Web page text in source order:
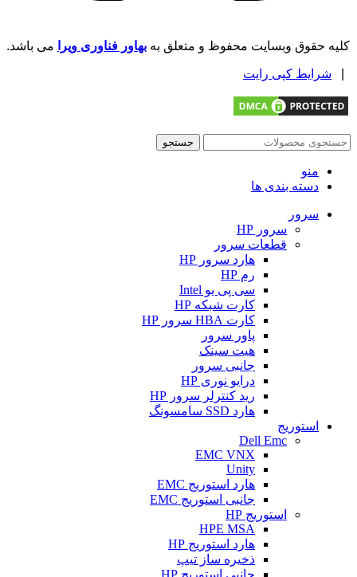
کلیه حقوق وبسایت محفوظ و متعلق به بهاور فناوری ویرا می باشد.
شرایط کپی رایت
جستجو
منو
دسته بندی ها
سرور
سرور HP
قطعات سرور
هارد سرور HP
رم HP
سی پی یو Intel
کارت شبکه HP
کارت HBA سرور HP
پاور سرور
هیت سینک
جانبی سرور
درایو نوری HP
رید کنترلر سرور HP
هارد SSD سامسونگ
استوریج
Dell Emc
EMC VNX
Unity
هارد استوریج EMC
جانبی استوریج EMC
استوریج HP
HPE MSA
هارد استوریج HP
ذخیره ساز تیپ